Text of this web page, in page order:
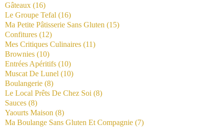
Gâteaux (16)
Le Groupe Tefal (16)
Ma Petite Pâtisserie Sans Gluten (15)
Confitures (12)
Mes Critiques Culinaires (11)
Brownies (10)
Entrées Apéritifs (10)
Muscat De Lunel (10)
Boulangerie (8)
Le Local Prêts De Chez Soi (8)
Sauces (8)
Yaourts Maison (8)
Ma Boulange Sans Gluten Et Compagnie (7)